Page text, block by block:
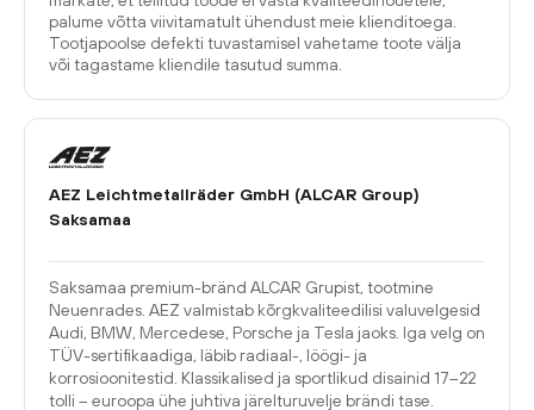
palume võtta viivitamatult ühendust meie klienditoega.
Tootjapoolse defekti tuvastamisel vahetame toote välja
või tagastame kliendile tasutud summa.
AEZ Leichtmetallräder GmbH (ALCAR Group)
Saksamaa
Saksamaa premium-bränd ALCAR Grupist, tootmine
Neuenrades. AEZ valmistab kõrgkvaliteedilisi valuvelgesid
Audi, BMW, Mercedese, Porsche ja Tesla jaoks. Iga velg on
TÜV-sertifikaadiga, läbib radiaal-, löögi- ja
korrosioonitestid. Klassikalised ja sportlikud disainid 17–22
tolli – euroopa ühe juhtiva järelturuvelje brändi tase.